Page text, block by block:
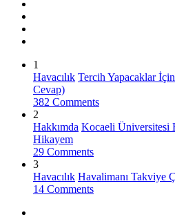
1
Havacılık Tercih Yapacaklar
Cevap)
382 Comments
2
Hakkımda Kocaeli Üniversitesi
Hikayem
29 Comments
3
Havacılık Havalimanı Takviye
14 Comments